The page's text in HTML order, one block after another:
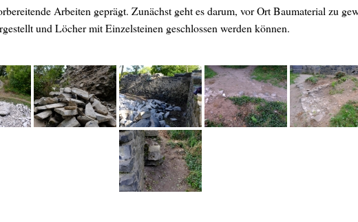
Arbeiten geprägt. Zunächst geht es darum, vor Ort Baumaterial zu
und Löcher mit Einzelsteinen geschlossen werden können.